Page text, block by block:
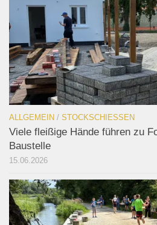
ALLGEMEIN / STOCKSCHIESSEN
Viele fleißige Hände führen zu
Baustelle
15.06.2026